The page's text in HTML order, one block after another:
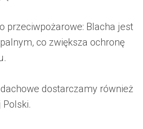
przeciwpożarowe: Blacha jest
co zwiększa ochronę
dostarczamy również
Polski.